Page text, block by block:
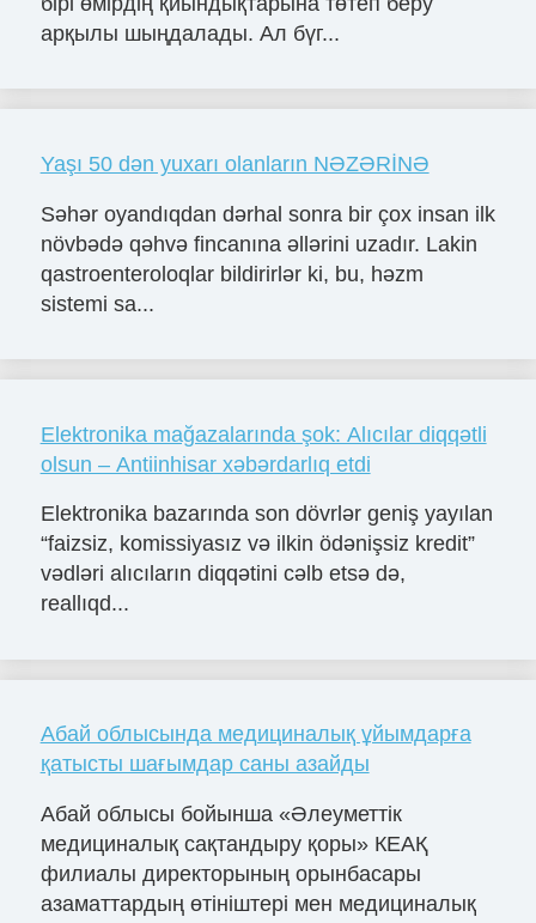
арқылы шыңдалады. Ал бүг...
Yaşı 50 dən yuxarı olanların NƏZƏRİNƏ
Səhər oyandıqdan dərhal sonra bir çox insan ilk
növbədə qəhvə fincanına əllərini uzadır. Lakin
qastroenteroloqlar bildirirlər ki, bu, həzm
sistemi sa...
Elektronika mağazalarında şok: Alıcılar diqqətli
olsun – Antiinhisar xəbərdarlıq etdi
Elektronika bazarında son dövrlər geniş yayılan
“faizsiz, komissiyasız və ilkin ödənişsiz kredit”
vədləri alıcıların diqqətini cəlb etsə də,
reallıqd...
Абай облысында медициналық ұйымдарға
қатысты шағымдар саны азайды
Абай облысы бойынша «Әлеуметтік
медициналық сақтандыру қоры» КЕАҚ
филиалы директорының орынбасары
азаматтардың өтініштері мен медициналық